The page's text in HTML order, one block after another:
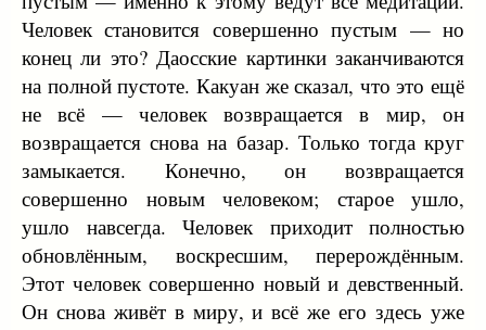
Человек становится совершенно пустым — но
конец ли это? Даосские картинки заканчиваются
на полной пустоте. Какуан же сказал, что это ещё
не всё — человек возвращается в мир, он
возвращается снова на базар. Только тогда круг
замыкается. Конечно, он возвращается
совершенно новым человеком; старое ушло,
ушло навсегда. Человек приходит полностью
обновлённым, воскресшим, перерождённым.
Этот человек совершенно новый и девственный.
Он снова живёт в миру, и всё же его здесь уже